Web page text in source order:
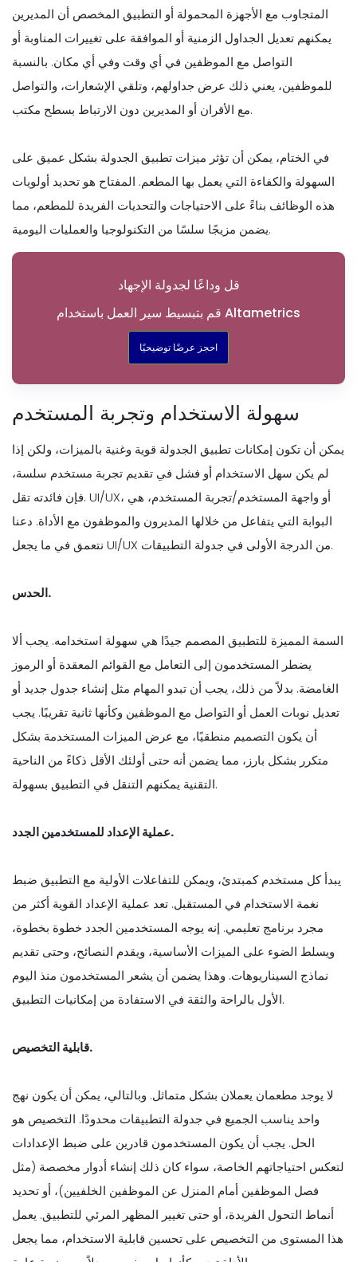
المتجاوب مع الأجهزة المحمولة أو التطبيق المخصص أن المديرين
يمكنهم تعديل الجداول الزمنية أو الموافقة على تغييرات المناوبة أو
التواصل مع الموظفين في أي وقت وفي أي مكان. بالنسبة
للموظفين، يعني ذلك عرض جداولهم، وتلقي الإشعارات، والتواصل
مع الأقران أو المديرين دون الارتباط بسطح مكتب.
في الختام، يمكن أن تؤثر ميزات تطبيق الجدولة بشكل عميق على
السهولة والكفاءة التي يعمل بها المطعم. المفتاح هو تحديد أولويات
هذه الوظائف بناءً على الاحتياجات والتحديات الفريدة للمطعم، مما
يضمن مزيجًا سلسًا من التكنولوجيا والعمليات اليومية.
قل وداعًا لجدولة الإجهاد
قم بتبسيط سير العمل باستخدام Altametrics
احجز عرضًا توضيحيًا
سهولة الاستخدام وتجربة المستخدم
يمكن أن تكون إمكانات تطبيق الجدولة قوية وغنية بالميزات، ولكن إذا
لم يكن سهل الاستخدام أو فشل في تقديم تجربة مستخدم سلسة،
فإن فائدته تقل. UI/UX، أو واجهة المستخدم/تجربة المستخدم، هي
البوابة التي يتفاعل من خلالها المديرون والموظفون مع الأداة. دعنا
نتعمق في ما يجعل UI/UX من الدرجة الأولى في جدولة التطبيقات.
الحدس.
السمة المميزة للتطبيق المصمم جيدًا هي سهولة استخدامه. يجب ألا
يضطر المستخدمون إلى التعامل مع القوائم المعقدة أو الرموز
الغامضة. بدلاً من ذلك، يجب أن تبدو المهام مثل إنشاء جدول جديد أو
تعديل نوبات العمل أو التواصل مع الموظفين وكأنها ثانية تقريبًا. يجب
أن يكون التصميم منطقيًا، مع عرض الميزات المستخدمة بشكل
متكرر بشكل بارز، مما يضمن أنه حتى أولئك الأقل ذكاءً من الناحية
التقنية يمكنهم التنقل في التطبيق بسهولة.
عملية الإعداد للمستخدمين الجدد.
يبدأ كل مستخدم كمبتدئ، ويمكن للتفاعلات الأولية مع التطبيق ضبط
نغمة الاستخدام في المستقبل. تعد عملية الإعداد القوية أكثر من
مجرد برنامج تعليمي. إنه يوجه المستخدمين الجدد خطوة بخطوة،
ويسلط الضوء على الميزات الأساسية، ويقدم النصائح، وحتى تقديم
نماذج السيناريوهات. وهذا يضمن أن يشعر المستخدمون منذ اليوم
الأول بالراحة والثقة في الاستفادة من إمكانيات التطبيق.
قابلية التخصيص.
لا يوجد مطعمان يعملان بشكل متماثل. وبالتالي، يمكن أن يكون نهج
واحد يناسب الجميع في جدولة التطبيقات محدودًا. التخصيص هو
الحل. يجب أن يكون المستخدمون قادرين على ضبط الإعدادات
لتعكس احتياجاتهم الخاصة، سواء كان ذلك إنشاء أدوار مخصصة (مثل
فصل الموظفين أمام المنزل عن الموظفين الخلفيين)، أو تحديد
أنماط التحول الفريدة، أو حتى تغيير المظهر المرئي للتطبيق. يعمل
هذا المستوى من التخصيص على تحسين قابلية الاستخدام، مما يجعل